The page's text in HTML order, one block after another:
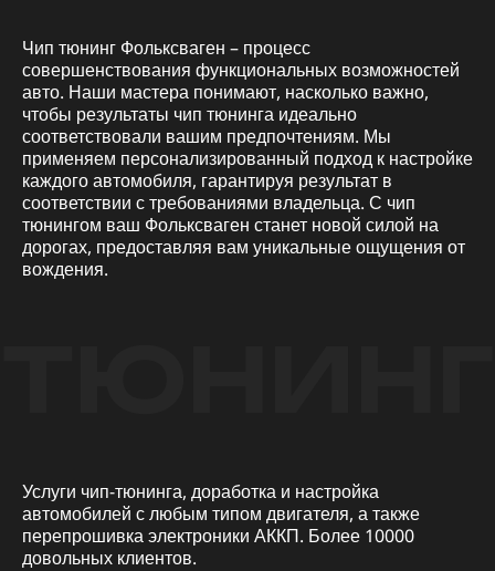
Чип тюнинг Фольксваген – процесс
совершенствования функциональных возможностей
авто. Наши мастера понимают, насколько важно,
чтобы результаты чип тюнинга идеально
соответствовали вашим предпочтениям. Мы
применяем персонализированный подход к настройке
каждого автомобиля, гарантируя результат в
соответствии с требованиями владельца. С чип
тюнингом ваш Фольксваген станет новой силой на
дорогах, предоставляя вам уникальные ощущения от
вождения.
Услуги чип-тюнинга, доработка и настройка
автомобилей с любым типом двигателя, а также
перепрошивка электроники АККП. Более 10000
довольных клиентов.